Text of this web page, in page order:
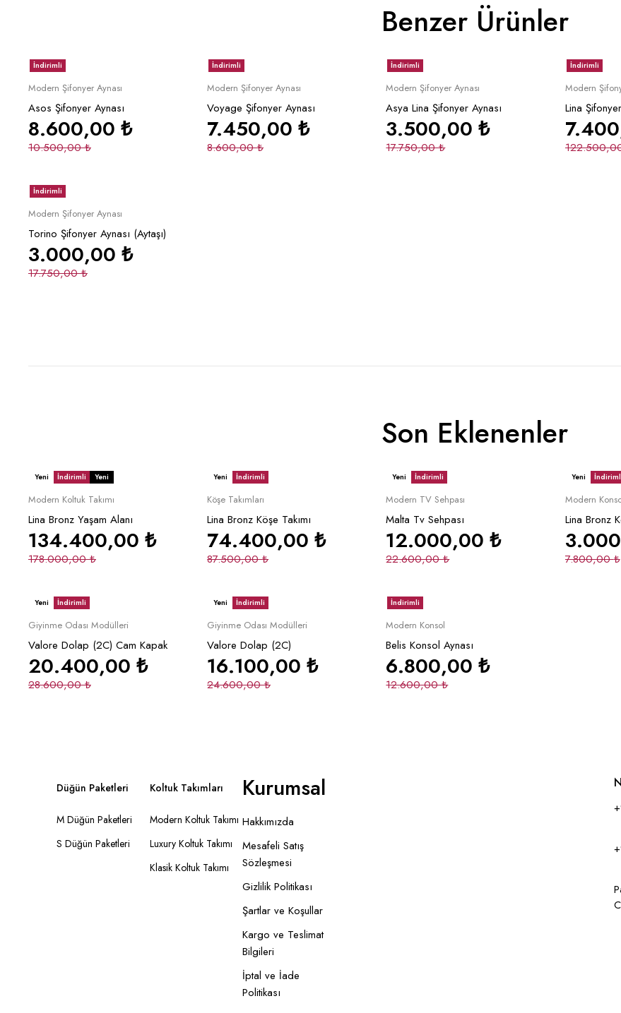
Benzer Ürünler
İndirimli
Sepete Ekle
Modern Şifonyer Aynası
Asos Şifonyer Aynası
10.500,00₺
8.600,00 ₺
İndirimli
Sepete Ekle
Modern Şifonyer Aynası
Voyage Şifonyer Aynası
8.600,00₺
7.450,00₺
İndirimli
Sepete Ekle
Modern Şifonyer Aynası
Asya Lina Şifonyer Aynası
17.750,00₺
3.500,00₺
İndirimli
Modern
Lina
İndirimli
Sepete Ekle
Modern Şifonyer Aynası
Torino Şifonyer Aynası (Aytaşı)
17.750,00₺
3.000,00 ₺
Son Eklenenler
Yeni İndirimli Yeni
Sepete Ekle
Modern Koltuk Takımı
Lina Bronz Yaşam Alanı
178.000,00₺
134.400,00 ₺
Yeni İndirimli
Köşe Takımları
Lina Bronz Köşe Takımı
87.500,00₺
74.400,00₺
Yeni İndirimli
Sepete Ekle
Modern TV Sehpası
Malta Tv Sehpası
22.600,00₺
12.000,00₺
Yeni
Modern
Lina Bronz
7.800,00₺
Yeni İndirimli
Sepete Ekle
Giyinme Odası Modülleri
Valore Dolap (2C) Cam Kapak
28.600,00₺
20.400,00 ₺
Yeni İndirimli
Sepete Ekle
Giyinme Odası Modülleri
Valore Dolap (2C)
24.600,00₺
16.100,00₺
İndirimli
Sepete Ekle
Modern Konsol
Belis Konsol Aynası
12.600,00₺
6.800,00₺
Düğün Paketleri
M Düğün Paketleri
S Düğün Paketleri
Koltuk Takımları
Modern Koltuk Takımı
Luxury Koltuk Takımı
Klasik Koltuk Takımı
Kurumsal
Hakkımızda
Mesafeli Satış
Sözleşmesi
Gizlilik Politikası
Şartlar ve Koşullar
Kargo ve Teslimat
Bilgileri
İptal ve İade
Politikası